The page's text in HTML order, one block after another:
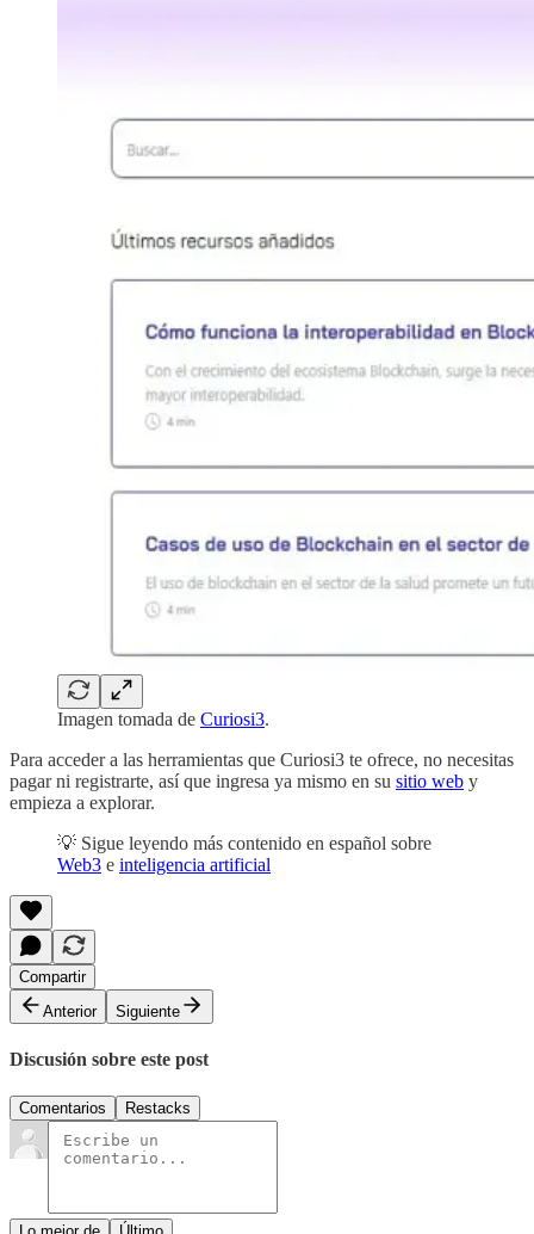
Imagen tomada de Curiosi3.
Para acceder a las herramientas que Curiosi3 te ofrece, no necesitas
pagar ni registrarte, así que ingresa ya mismo en su sitio web y
empieza a explorar.
💡 Sigue leyendo más contenido en español sobre
Web3 e inteligencia artificial
Compartir
Anterior
Siguiente
Discusión sobre este post
Comentarios Restacks